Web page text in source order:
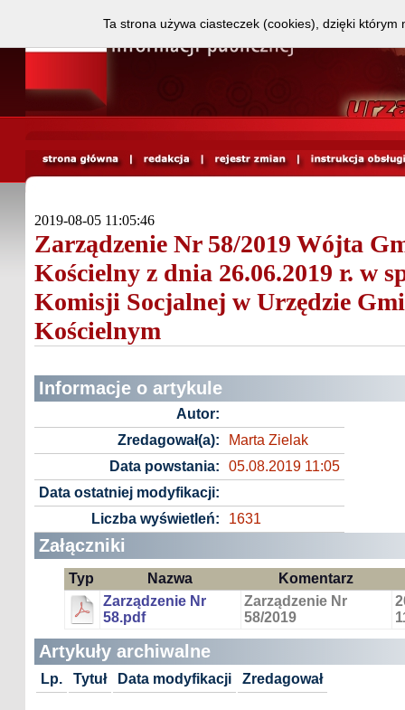
2019-08-05 11:05:46
Zarządzenie Nr 58/2019 Wójta
Kościelny z dnia 26.06.2019 r. w
Komisji Socjalnej w Urzędzie
Kościelnym
Informacje o artykule
Autor:
Zredagował(a):
Marta Zielak
Data powstania:
05.08.2019 11:05
Data ostatniej modyfikacji:
Liczba wyświetleń:
1631
Załączniki
Typ Nazwa
Komentarz
Zarządzenie Nr
58.pdf
Zarządzenie Nr
58/2019
Artykuły archiwalne
Lp. Tytuł Data modyfikacji Zredagował
Ta strona używa ciasteczek (cookies), dzięki którym